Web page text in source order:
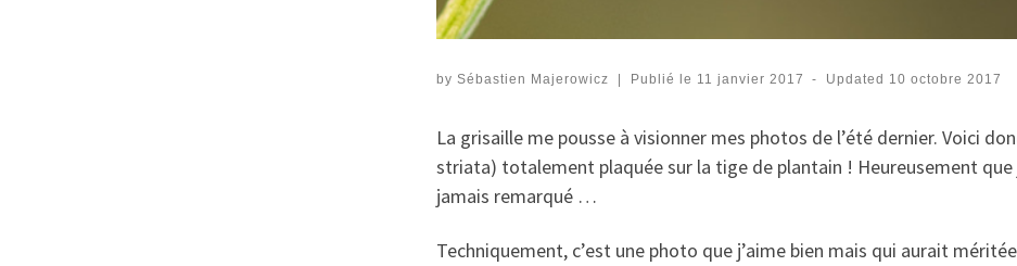
by Sébastien Majerowicz Publié le 11 janvier 2017 - Updated 10 octobre 2017
La grisaille me pousse à visionner mes photos de l’été dernier. Voici
striata) totalement plaquée sur la tige de plantain ! Heureusement que
jamais remarqué …
Techniquement, c’est une photo que j’aime bien mais qui aurait